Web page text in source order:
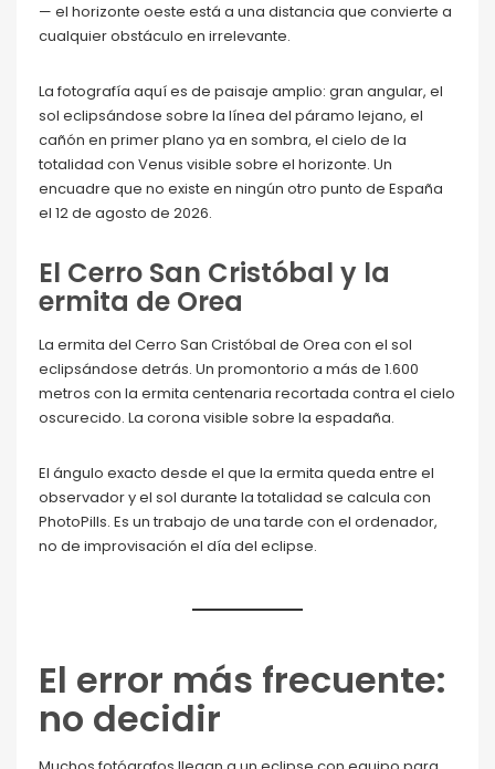
— el horizonte oeste está a una distancia que convierte a
cualquier obstáculo en irrelevante.
La fotografía aquí es de paisaje amplio: gran angular, el
sol eclipsándose sobre la línea del páramo lejano, el
cañón en primer plano ya en sombra, el cielo de la
totalidad con Venus visible sobre el horizonte. Un
encuadre que no existe en ningún otro punto de España
el 12 de agosto de 2026.
El Cerro San Cristóbal y la
ermita de Orea
La ermita del Cerro San Cristóbal de Orea con el sol
eclipsándose detrás. Un promontorio a más de 1.600
metros con la ermita centenaria recortada contra el cielo
oscurecido. La corona visible sobre la espadaña.
El ángulo exacto desde el que la ermita queda entre el
observador y el sol durante la totalidad se calcula con
PhotoPills. Es un trabajo de una tarde con el ordenador,
no de improvisación el día del eclipse.
El error más frecuente:
no decidir